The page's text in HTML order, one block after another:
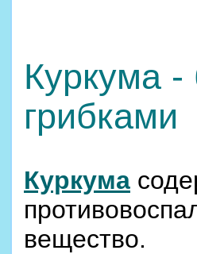
Куркума -
грибками
Куркума
вещество.